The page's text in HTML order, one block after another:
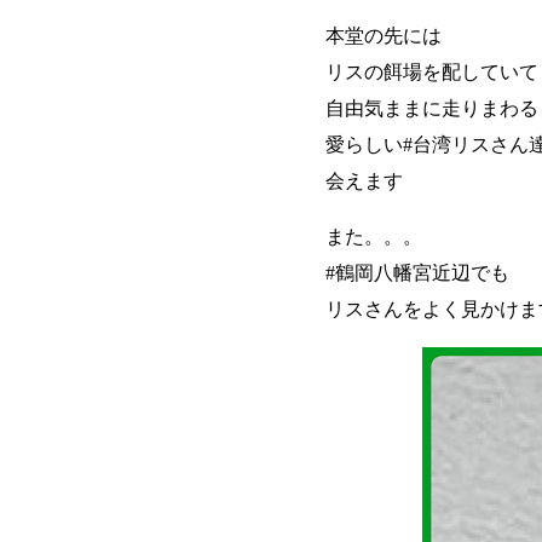
本堂の先には
リスの餌場を配していて
自由気ままに走りまわる
愛らしい#台湾リスさん
会えます
また。。。
#鶴岡八幡宮近辺でも
リスさんをよく見かけま